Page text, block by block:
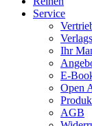
Service
Ihr
E-
Open
AGB